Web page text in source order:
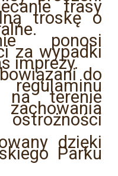
trasy
troskę o
ponosi
za wypadki
imprezy.
do
na terenie
dzięki
Parku